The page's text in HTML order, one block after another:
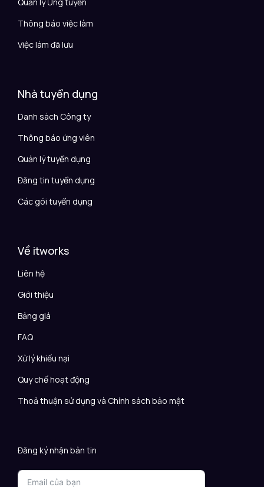
Thông báo việc làm
Việc làm đã lưu
Nhà tuyển dụng
Danh sách Công ty
Thông báo ứng viên
Quản lý tuyển dụng
Đăng tin tuyển dụng
Các gói tuyển dụng
Về itworks
Liên hệ
Giới thiệu
Bảng giá
FAQ
Xử lý khiếu nại
Quy chế hoạt động
Thoả thuận sử dụng và Chính sách bảo mật
Đăng ký nhận bản tin